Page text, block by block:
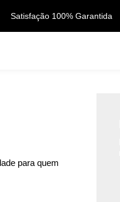
Satisfação 100% Garantida
para quem